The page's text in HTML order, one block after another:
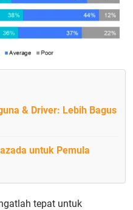
& Driver: Lebih Bagus
untuk Pemula
tepat untuk